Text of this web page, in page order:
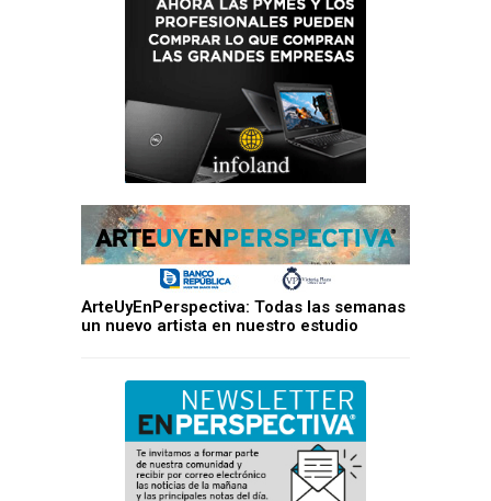
ArteUyEnPerspectiva: Todas las semanas
un nuevo artista en nuestro estudio